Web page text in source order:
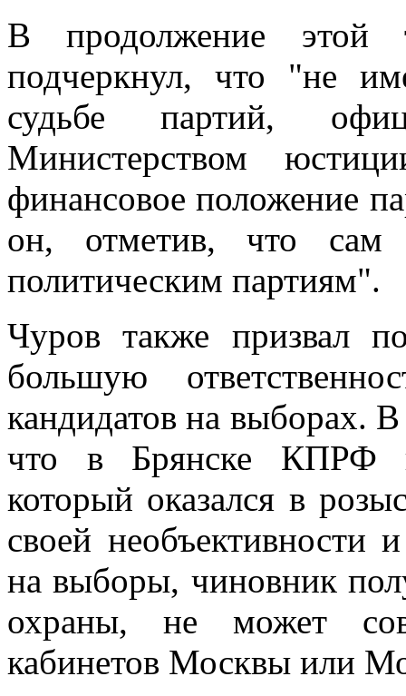
В продолжение этой
подчеркнул, что "не
судьбе партий,
Министерством
финансовое положение
он, отметив, что сам
политическим партиям".
Чуров также призвал
большую
кандидатов на выборах. В
что в Брянске КПРФ
который оказался в
своей необъективности
на выборы, чиновник
охраны, не может
кабинетов Москвы или